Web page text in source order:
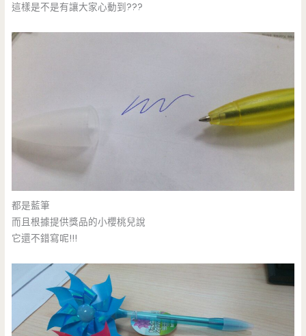
這樣是不是有讓大家心動到???
都是藍筆
而且根據提供獎品的小櫻桃兒說
它還不錯寫呢!!!